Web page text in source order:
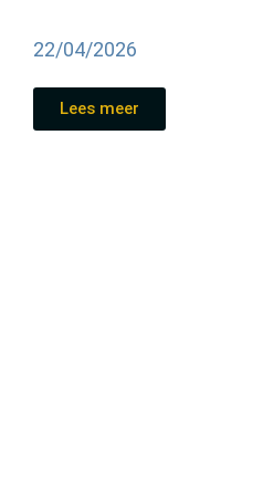
22/04/2026
Lees meer